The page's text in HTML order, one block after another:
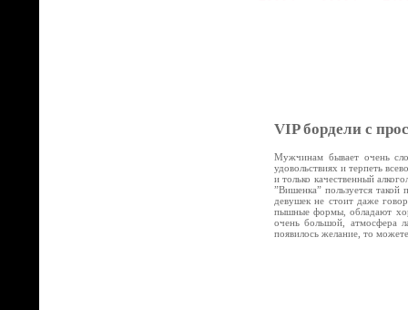
VIP бордели с
Мужчинам бывает очень
удовольствиях и терпеть
и только качественный
”Вишенка” пользуется
девушек не стоит даже
пышные формы, обладают
очень большой, атмосфера
появилось желание, то